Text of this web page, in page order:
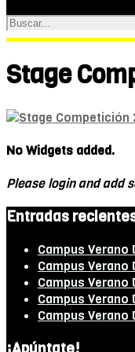
Stage
No Widgets added.
Please login and add
Entradas
Campus
Campus Verano
Campus Verano
Campus
Campus